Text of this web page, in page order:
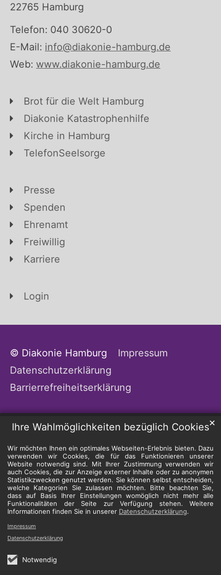
Ihre Wahlmöglichkeiten bezüglich Cookies
Wir möchten Ihnen ein optimales Webseiten-Erlebnis bieten. Dazu
verwenden wir Cookies, die für das Funktionieren unserer
Website notwendig sind. Mit Ihrer Zustimmung verwenden wir
auch Cookies, die zur Anzeige externer Inhalte oder zu anonymen
Statistikzwecken genutzt werden. Sie können selbst entscheiden,
welche Kategorien Sie zulassen möchten. Bitte beachten Sie,
dass auf Basis Ihrer Einstellungen womöglich nicht mehr alle
Funktionalitäten der Seite zur Verfügung stehen. Weitere
Informationen finden Sie in unserer Datenschutzerklärung.
Notwendig
✕
Impressum
Datenschutzerklärung
22765 Hamburg
Telefon: 040 30620-0
E-Mail: info@diakonie-hamburg.de
Web: www.diakonie-hamburg.de
Brot für die Welt Hamburg
Diakonie Katastrophenhilfe
Kirche in Hamburg
TelefonSeelsorge
Presse
Spenden
Ehrenamt
Freiwillig
Karriere
Login
© Diakonie Hamburg
Impressum
Datenschutzerklärung
Barrierrefreiheitserklärung